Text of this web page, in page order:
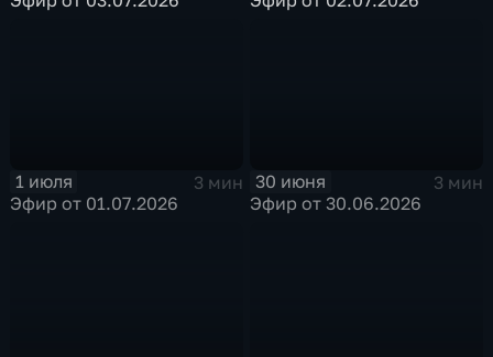
1 июля
3 мин
Эфир от 01.07.2026
30 июня
3 мин
Эфир от 30.06.2026